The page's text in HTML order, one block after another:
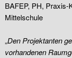
BAFEP, PH,
Mittelschule
„Den Projektanten
vorhandenen